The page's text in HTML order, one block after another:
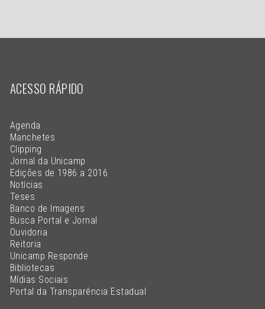
ACESSO RÁPIDO
Agenda
Manchetes
Clipping
Jornal da Unicamp
Edições de 1986 a 2016
Notícias
Teses
Banco de Imagens
Busca Portal e Jornal
Ouvidoria
Reitoria
Unicamp Responde
Bibliotecas
Mídias Sociais
Portal da Transparência Estadual